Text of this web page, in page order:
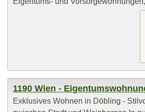
1190 Wien -
Exklusives Wohnen in Döbling -